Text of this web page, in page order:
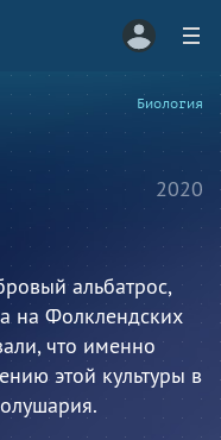
Биология
альбатрос,
на Фолклендских
что именно
этой культуры в
2020